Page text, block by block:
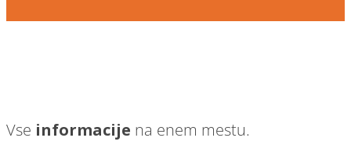
Vse informacije na enem mestu.